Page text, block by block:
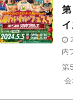
内
第